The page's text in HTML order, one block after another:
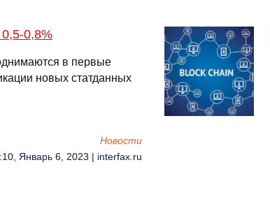
0,8%
в первые
новых статданных
Новости
Январь 6, 2023 | interfax.ru